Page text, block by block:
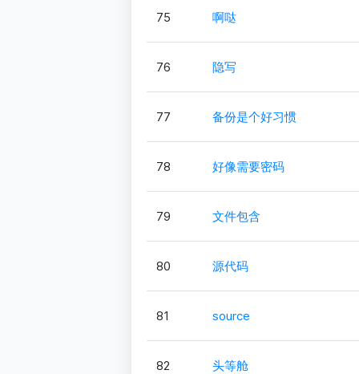
75 啊哒
76 隐写
77 备份是个好习惯
78 好像需要密码
79 文件包含
80 源代码
81 source
82 头等舱